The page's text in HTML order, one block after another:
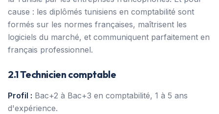
cause : les diplômés tunisiens en comptabilité sont
formés sur les normes françaises, maîtrisent les
logiciels du marché, et communiquent parfaitement en
français professionnel.
2.1 Technicien comptable
Profil : Bac+2 à Bac+3 en comptabilité, 1 à 5 ans
d'expérience.